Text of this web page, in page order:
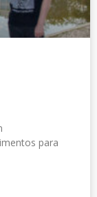
para